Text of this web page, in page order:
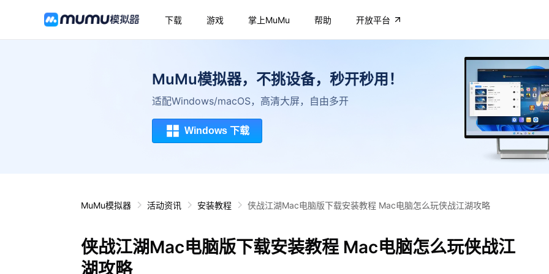
下载 游戏 掌上MuMu 帮助 开放平台
MuMu模拟器，不挑设备，秒开秒用！
适配Windows/macOS，高清大屏，自由多开
Windows 下载
MuMu模拟器 活动资讯 安装教程 侠战江湖Mac电脑版下载安装教程 Mac电脑怎么玩侠战江湖攻略
侠战江湖Mac电脑版下载安装教程 Mac电脑怎么玩侠战江
湖攻略